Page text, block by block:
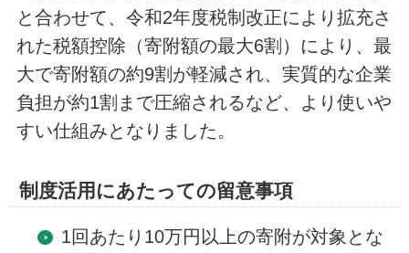
と合わせて、令和2年度税制改正により拡充さ
れた税額控除（寄附額の最大6割）により、最
大で寄附額の約9割が軽減され、実質的な企業
負担が約1割まで圧縮されるなど、より使いや
すい仕組みとなりました。
制度活用にあたっての留意事項
1回あたり10万円以上の寄附が対象とな